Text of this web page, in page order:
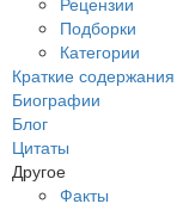
Подборки
Категории
Краткие содержания
Биографии
Блог
Цитаты
Другое
Факты